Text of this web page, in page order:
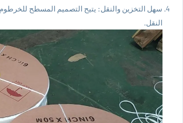
سهل التخزين والنقل: يتيح التصميم المسطح
النقل.